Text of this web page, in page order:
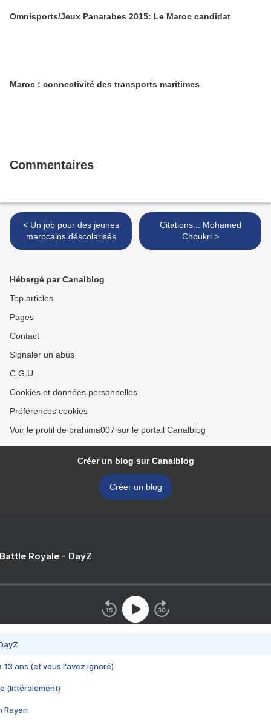
Omnisports/Jeux Panarabes 2015: Le Maroc candidat
Maroc : connectivité des transports maritimes
Commentaires
< Un job pour des jeunes
marocains déscolarisés
Citations... Mohamed
Choukri >
Hébergé par Canalblog
Top articles
Pages
Contact
Signaler un abus
C.G.U.
Cookies et données personnelles
Préférences cookies
Voir le profil de brahima007 sur le portail Canalblog
Créer un blog sur Canalblog
Créer un blog
Royale - DayZ
13 ans (et vous l'avez ignoré)
(littéralement)
Rayan